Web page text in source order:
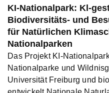
KI-Nationalpark: Kl-
Biodiversitäts- und
für Natürlichen
Nationalparken
Das Projekt KI-
Nationalparke und
Universität Freiburg und